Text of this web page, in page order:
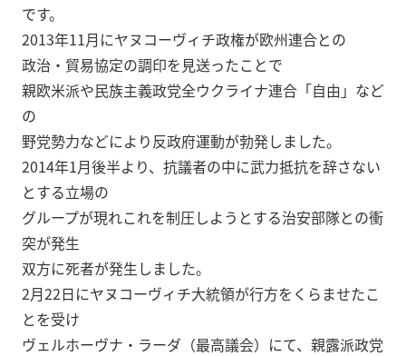
です。
2013年11月にヤヌコーヴィチ政権が欧州連合との
政治・貿易協定の調印を見送ったことで
親欧米派や民族主義政党全ウクライナ連合「自由」など
の
野党勢力などにより反政府運動が勃発しました。
2014年1月後半より、抗議者の中に武力抵抗を辞さない
とする立場の
グループが現れこれを制圧しようとする治安部隊との衝
突が発生
双方に死者が発生しました。
2月22日にヤヌコーヴィチ大統領が行方をくらませたこ
とを受け
ヴェルホーヴナ・ラーダ（最高議会）にて、親露派政党